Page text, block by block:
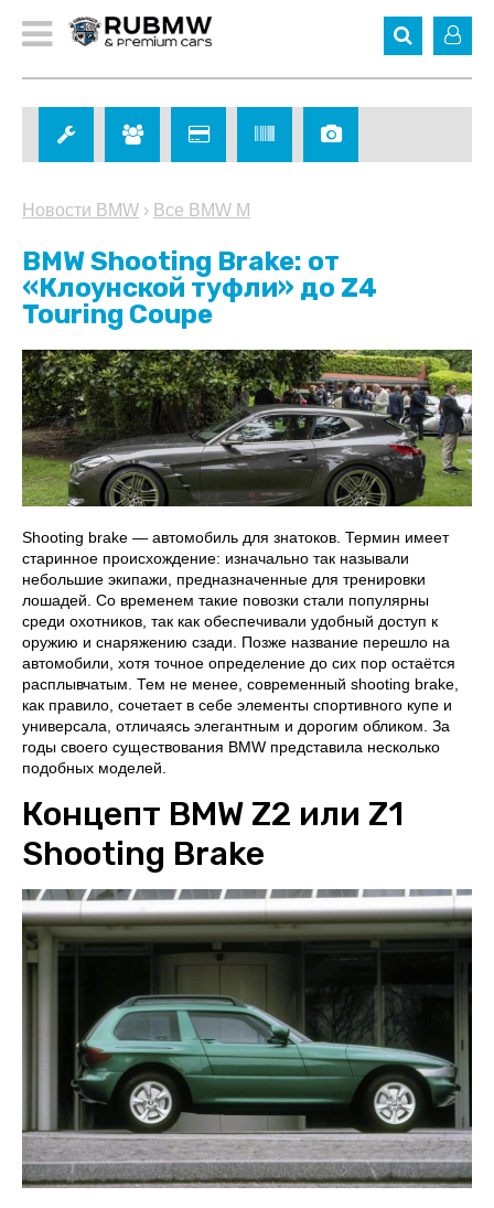
Новости BMW › Все BMW M
BMW Shooting Brake: от
«Клоунской туфли» до Z4
Touring Coupe
Shooting brake — автомобиль для знатоков. Термин имеет
старинное происхождение: изначально так называли
небольшие экипажи, предназначенные для тренировки
лошадей. Со временем такие повозки стали популярны
среди охотников, так как обеспечивали удобный доступ к
оружию и снаряжению сзади. Позже название перешло на
автомобили, хотя точное определение до сих пор остаётся
расплывчатым. Тем не менее, современный shooting brake,
как правило, сочетает в себе элементы спортивного купе и
универсала, отличаясь элегантным и дорогим обликом. За
годы своего существования BMW представила несколько
подобных моделей.
Концепт BMW Z2 или Z1
Shooting Brake